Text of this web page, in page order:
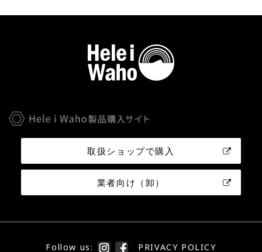
取扱ショップで購入
業者向け（卸）
Follow us: PRIVACY POLICY